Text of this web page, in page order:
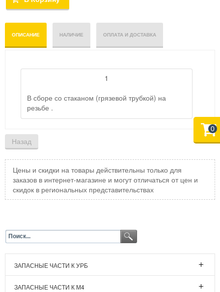
ОПИСАНИЕ НАЛИЧИЕ ОПЛАТА И ДОСТАВКА
1
В сборе со стаканом (грязевой трубкой) на
резьбе .
Цены и скидки на товары действительны только для
заказов в интернет-магазине и могут отличаться от цен и
скидок в региональных представительствах
ЗАПАСНЫЕ ЧАСТИ К УРБ
ЗАПАСНЫЕ ЧАСТИ К М4
0